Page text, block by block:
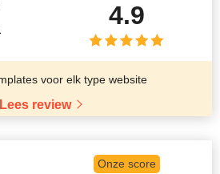
4.9
voor elk type website
Lees review
Onze score